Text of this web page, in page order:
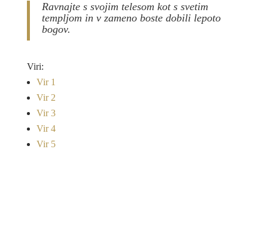
Ravnajte s svojim telesom kot s svetim
templjom in v zameno boste dobili lepoto
bogov.
Viri:
Vir 1
Vir 2
Vir 3
Vir 4
Vir 5